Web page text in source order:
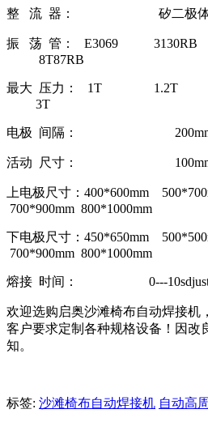
整 流 器： 矽二极
振 荡 管： E3069
8T87RB
最大 压力： 1T
3T
电极 间隔：
活动 尺寸：
上电极尺寸：400*600mm
700*900mm 800*1000mm
下电极尺寸：450*650mm
700*900mm 800*1000mm
熔接 时间： 0---
欢迎选购启奥沙滩椅布自动焊接机
客户要求定制各种规格设备！因改
知。
标签: 沙滩椅布自动焊接机 自动高